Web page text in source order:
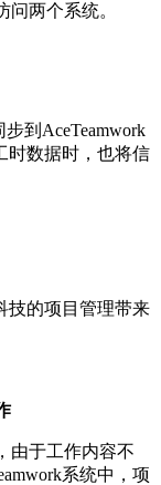
两个系统。
到AceTeamwork
时数据时，也将信
技的项目管理带来
由于工作内容不
系统中，项